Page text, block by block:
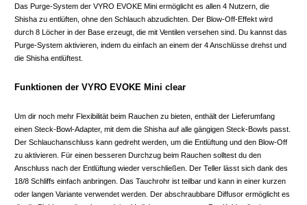
Das Purge-System der VYRO EVOKE Mini ermöglicht es allen 4 Nutzern, die
Shisha zu entlüften, ohne den Schlauch abzudichten. Der Blow-Off-Effekt wird
durch 8 Löcher in der Base erzeugt, die mit Ventilen versehen sind. Du kannst das
Purge-System aktivieren, indem du einfach an einem der 4 Anschlüsse drehst und
die Shisha entlüftest.
Funktionen der VYRO EVOKE Mini clear
Um dir noch mehr Flexibilität beim Rauchen zu bieten, enthält der Lieferumfang
einen Steck-Bowl-Adapter, mit dem die Shisha auf alle gängigen Steck-Bowls passt.
Der Schlauchanschluss kann gedreht werden, um die Entlüftung und den Blow-Off
zu aktivieren. Für einen besseren Durchzug beim Rauchen solltest du den
Anschluss nach der Entlüftung wieder verschließen. Der Teller lässt sich dank des
18/8 Schliffs einfach anbringen. Das Tauchrohr ist teilbar und kann in einer kurzen
oder langen Variante verwendet werden. Der abschraubbare Diffusor ermöglicht es